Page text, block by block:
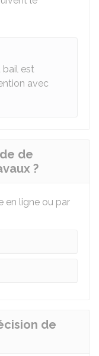
bail est
avec
de
?
en ligne ou par
de